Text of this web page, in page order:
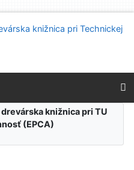
knižnica pri TU
(EPCA)